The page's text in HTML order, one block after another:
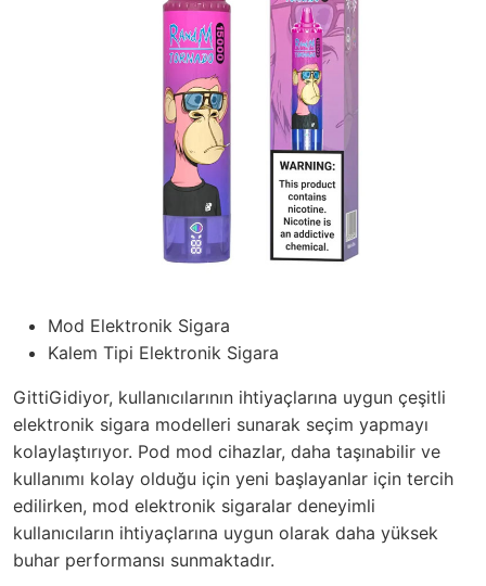
Mod Elektronik Sigara
Kalem Tipi Elektronik Sigara
GittiGidiyor, kullanıcılarının ihtiyaçlarına uygun çeşitli
elektronik sigara modelleri sunarak seçim yapmayı
kolaylaştırıyor. Pod mod cihazlar, daha taşınabilir ve
kullanımı kolay olduğu için yeni başlayanlar için tercih
edilirken, mod elektronik sigaralar deneyimli
kullanıcıların ihtiyaçlarına uygun olarak daha yüksek
buhar performansı sunmaktadır.